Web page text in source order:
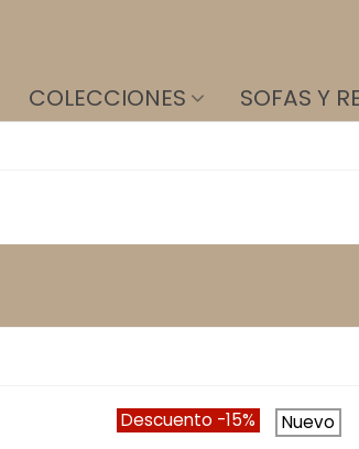
COLECCIONES SOFAS Y
Descuento -15% Nuevo